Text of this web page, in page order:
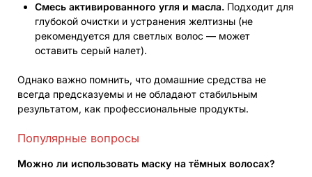
Смесь активированного угля и масла. Подходит для
глубокой очистки и устранения желтизны (не
рекомендуется для светлых волос — может
оставить серый налет).
Однако важно помнить, что домашние средства не
всегда предсказуемы и не обладают стабильным
результатом, как профессиональные продукты.
Популярные вопросы
Можно ли использовать маску на тёмных волосах?